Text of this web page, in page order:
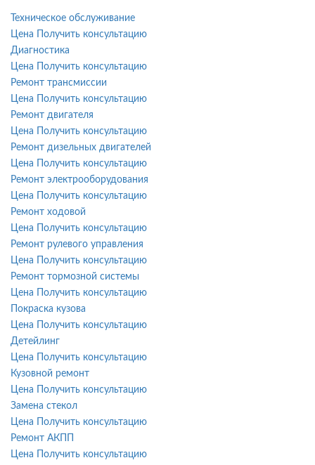
Техническое обслуживание
Цена
Получить консультацию
Диагностика
Цена
Получить консультацию
Ремонт трансмиссии
Цена
Получить консультацию
Ремонт двигателя
Цена
Получить консультацию
Ремонт дизельных двигателей
Цена
Получить консультацию
Ремонт электрооборудования
Цена
Получить консультацию
Ремонт ходовой
Цена
Получить консультацию
Ремонт рулевого управления
Цена
Получить консультацию
Ремонт тормозной системы
Цена
Получить консультацию
Покраска кузова
Цена
Получить консультацию
Детейлинг
Цена
Получить консультацию
Кузовной ремонт
Цена
Получить консультацию
Замена стекол
Цена
Получить консультацию
Ремонт АКПП
Цена
Получить консультацию